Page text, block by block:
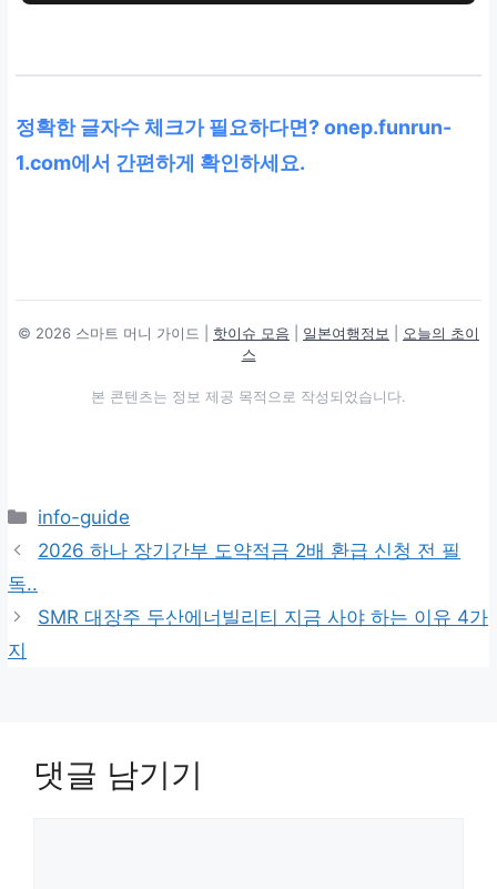
정확한 글자수 체크가 필요하다면? onep.funrun-
1.com에서 간편하게 확인하세요.
© 2026 스마트 머니 가이드 | 핫이슈 모음 일본여행정보
오늘의 초이
스
본 콘텐츠는 정보 제공 목적으로 작성되었습니다.
카
테
리
info-guide
2026 하나 장기간부 도약적금 2배 환급 신청 전 필
독..
SMR 대장주 두산에너빌리티 지금 사야 하는 이유 4가
지
댓글 남기기